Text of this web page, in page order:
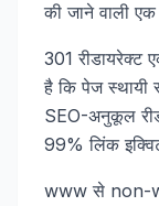
की जाने वाली
301 रीडायरेक्ट
है कि पेज
SEO-अनुकूल
99% लिंक
www से non-